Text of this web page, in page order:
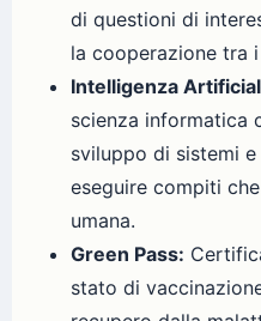
di questioni di
la cooperazione tra
Intelligenza
scienza informatica
sviluppo di sistemi
eseguire compiti
umana.
Green Pass:
stato di